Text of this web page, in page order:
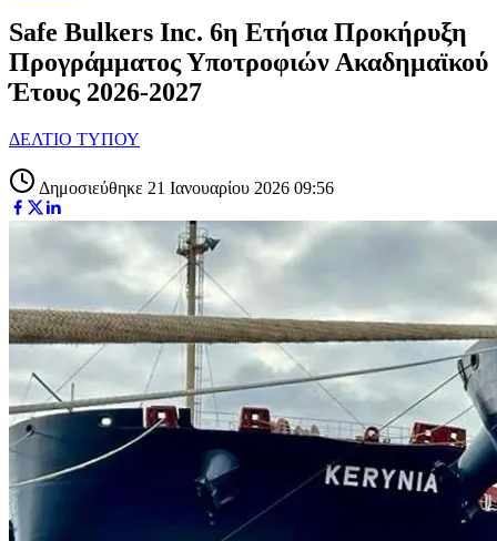
Safe Bulkers Inc. 6η Ετήσια Προκήρυξη
Προγράμματος Υποτροφιών Ακαδημαϊκού
Έτους 2026-2027
ΔΕΛΤΙΟ ΤΥΠΟΥ
Δημοσιεύθηκε 21 Ιανουαρίου 2026 09:56